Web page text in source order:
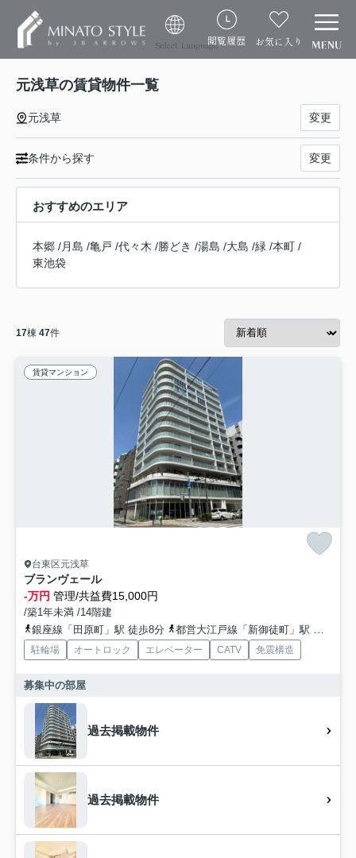
Select Language閲覧履歴 お気に入り
元浅草の賃貸物件一覧
元浅草 変更
条件から探す 変更
おすすめのエリア
本郷 /月島 /亀戸 /代々木 /勝どき /湯島 /大島 /緑 /本町 /
東池袋
17棟 47件
賃貸マンション
台東区元浅草
ブランヴェール
-万円 管理/共益費15,000円
/築1年未満 /14階建
銀座線「田原町」駅 徒歩8分
都営大江戸線「新御徒町」駅 徒歩9分
駐輪場 オートロック エレベーター CATV 免震構造
募集中の部屋
過去掲載物件
過去掲載物件